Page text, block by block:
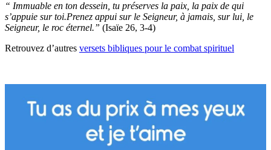
“ Immuable en ton dessein, tu préserves la paix, la paix de qui
s’appuie sur toi.Prenez appui sur le Seigneur, à jamais, sur lui, le
Seigneur, le roc éternel.” (Isaïe 26, 3-4)
Retrouvez d’autres versets bibliques pour le combat spirituel